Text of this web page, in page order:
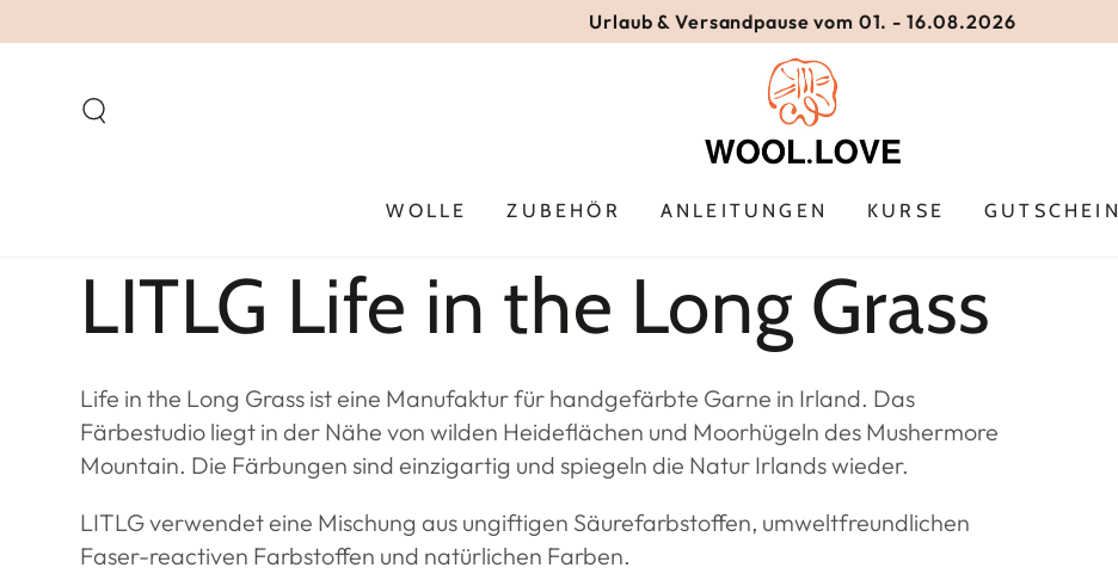
Urlaub & Versandpause vom 01. - 16.08.2026
WOLLE ZUBEHÖR ANLEITUNGEN KURSE GUTSCHEIN
Kollektion:
LITLG Life in the Long Grass
Life in the Long Grass ist eine Manufaktur für handgefärbte Garne in Irland. Das
Färbestudio liegt in der Nähe von wilden Heideflächen und Moorhügeln des Mushermore
Mountain. Die Färbungen sind einzigartig und spiegeln die Natur Irlands wieder.
LITLG verwendet eine Mischung aus ungiftigen Säurefarbstoffen, umweltfreundlichen
Faser-reactiven Farbstoffen und natürlichen Farben.